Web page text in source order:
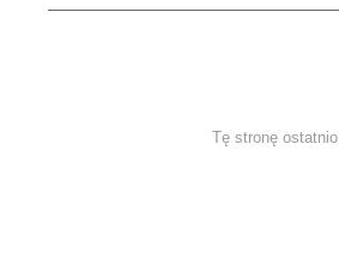
Tę stronę